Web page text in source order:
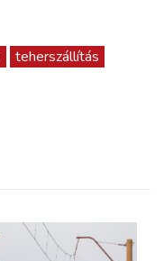
teherszállítás